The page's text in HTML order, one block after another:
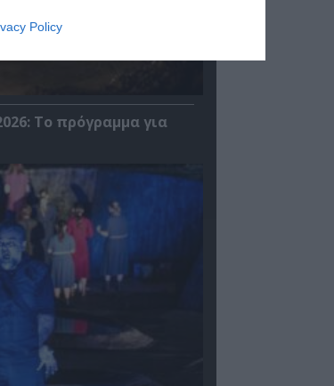
Policy
Το πρόγραμμα για